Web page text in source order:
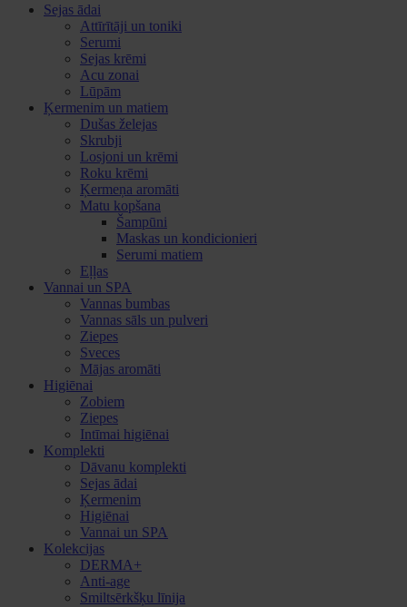
Sejas ādai
Attīrītāji un toniki
Serumi
Sejas krēmi
Acu zonai
Lūpām
Ķermenim un matiem
Dušas želejas
Skrubji
Losjoni un krēmi
Roku krēmi
Ķermeņa aromāti
Matu kopšana
Šampūni
Maskas un kondicionieri
Serumi matiem
Eļļas
Vannai un SPA
Vannas bumbas
Vannas sāls un pulveri
Ziepes
Sveces
Mājas aromāti
Higiēnai
Zobiem
Ziepes
Intīmai higiēnai
Komplekti
Dāvanu komplekti
Sejas ādai
Ķermenim
Higiēnai
Vannai un SPA
Kolekcijas
DERMA+
Anti-age
Smiltsērkšķu līnija